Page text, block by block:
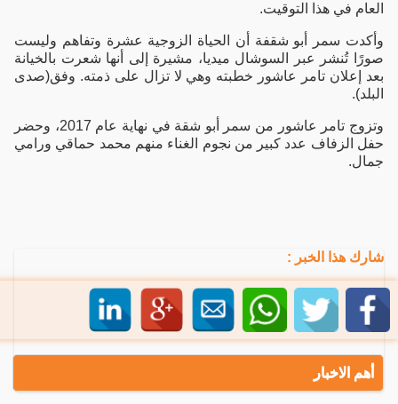
العام في هذا التوقيت.
وأكدت سمر أبو شقفة أن الحياة الزوجية عشرة وتفاهم وليست
صورًا تُنشر عبر السوشال ميديا، مشيرة إلى أنها شعرت بالخيانة
بعد إعلان تامر عاشور خطبته وهي لا تزال على ذمته. وفق(صدى
البلد).
وتزوج تامر عاشور من سمر أبو شقة في نهاية عام 2017، وحضر
حفل الزفاف عدد كبير من نجوم الغناء منهم محمد حماقي ورامي
جمال.
شارك هذا الخبر :
أهم الاخبار